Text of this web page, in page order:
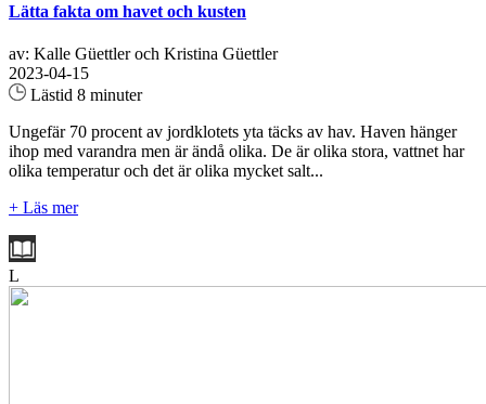
Lätta fakta om havet och kusten
av: Kalle Güettler och Kristina Güettler
2023-04-15
Lästid 8 minuter
Ungefär 70 procent av jordklotets yta täcks av hav. Haven hänger
ihop med varandra men är ändå olika. De är olika stora, vattnet har
olika temperatur och det är olika mycket salt...
+ Läs mer
L